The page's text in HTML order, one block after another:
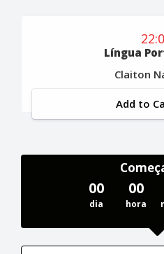
Língua
Claiton
Add to
00
dia
00
hora